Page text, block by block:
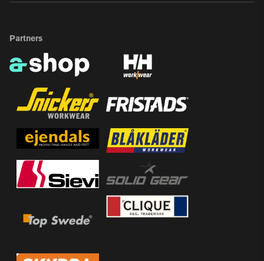
Partners